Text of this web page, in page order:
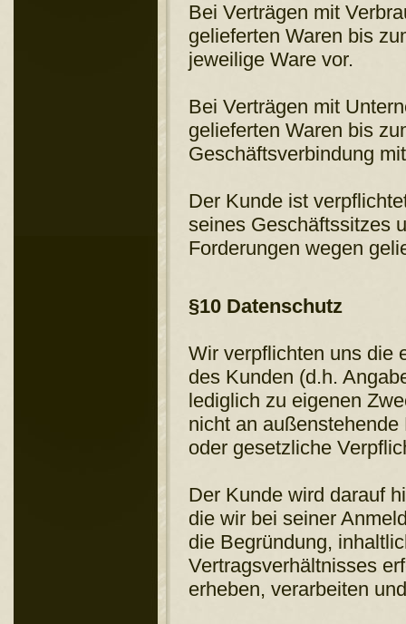
Bei Verträgen mit
gelieferten Waren bis
jeweilige Ware vor.
Bei Verträgen mit
gelieferten Waren bis
Geschäftsverbindung
Der Kunde ist
seines Geschäftssitzes
Forderungen wegen
§10 Datenschutz
Wir verpflichten uns die
des Kunden (d.h.
lediglich zu eigenen
nicht an
oder gesetzliche
Der Kunde wird darauf
die wir bei seiner
die Begründung,
Vertragsverhältnisses
erheben, verarbeiten